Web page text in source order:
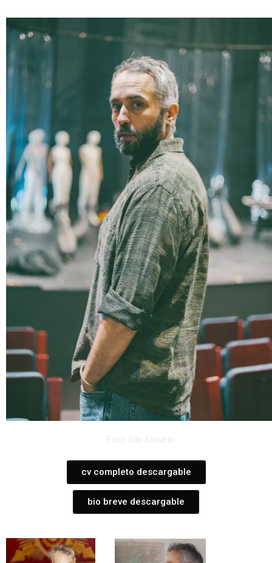
Foto Ilde Sandrin
cv completo descargable
bio breve descargable